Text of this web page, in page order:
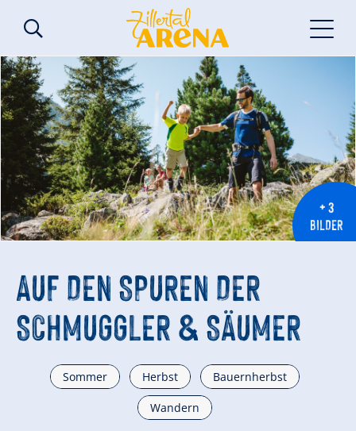
+ 3
BILDER
AUF DEN SPUREN DER
SCHMUGGLER & SÄUMER
Sommer Herbst Bauernherbst
Wandern